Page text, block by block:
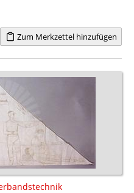
Zum Merkzettel hinzufügen